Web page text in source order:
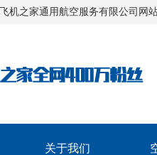
机之家通用航空服务有限公司网
关于我们